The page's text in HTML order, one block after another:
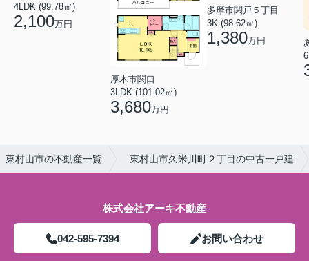
4LDK (99.78㎡)
2,100万円
厚木市関口
3LDK (101.02㎡)
3,680万円
多摩市関戸５丁目
3K (98.62㎡)
1,380万円
東村山市の不動産一覧 東村山市久米川町２丁目の中古一戸建
株式会社アーキ不動産
042-595-7394 お問い合わせ